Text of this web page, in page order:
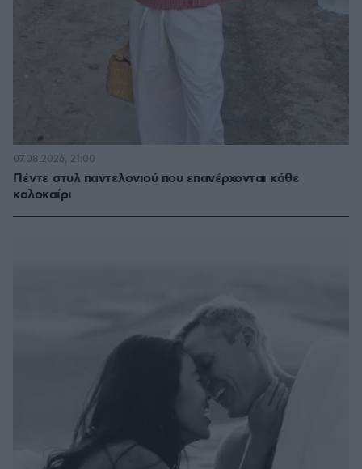
Πέντε στυλ παντελονιού που επανέρχονται κάθε
καλοκαίρι
07.08.2026, 21:00